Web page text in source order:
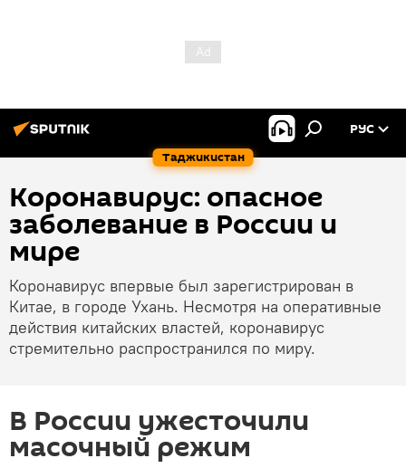
Таджикистан
РУС
Коронавирус: опасное
заболевание в России и
мире
Коронавирус впервые был зарегистрирован в
Китае, в городе Ухань. Несмотря на оперативные
действия китайских властей, коронавирус
стремительно распространился по миру.
В России ужесточили
масочный режим